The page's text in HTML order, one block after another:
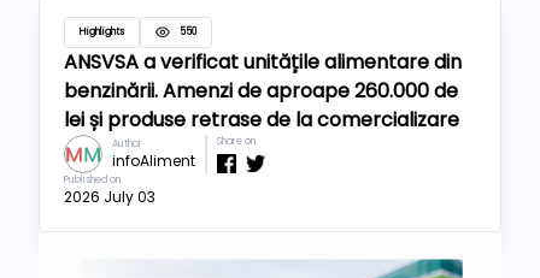
Highlights 550
ANSVSA a verificat unitățile alimentare din
benzinării. Amenzi de aproape 260.000 de
lei și produse retrase de la comercializare
Author
infoAliment
Share on
Published on
2026 July 03